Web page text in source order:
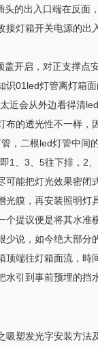
头的出入口端在反面
接灯箱开关电源的
盖开启，对正支撑点
识01led灯管离灯箱
近会从外边看得清
布的透光性不一样
，二根led灯管中间
1、3、5往下排，2
可能把灯光效果密
光膜，再安装照明灯
个提议便是将其水
少说，如今绝大部分
顶端往灯箱面流，
水引到事前预埋的挡
吸塑发光字安装方法